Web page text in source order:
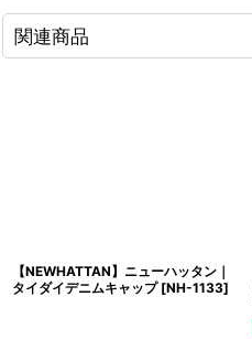
関連商品
【NEWHATTAN】ニューハッタン｜
タイダイデニムキャップ [NH-1133]